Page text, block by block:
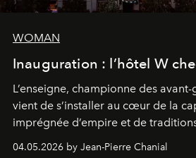
WOMAN
Inauguration : l’hôtel W
L’enseigne, championne des
vient de s’installer au cœur de la
imprégnée d’empire et de
04.05.2026 by Jean-Pierre Chanial